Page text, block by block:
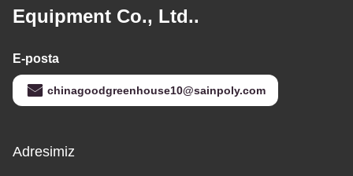
Equipment Co., Ltd..
E-posta
chinagoodgreenhouse10@sainpoly.com
Adresimiz